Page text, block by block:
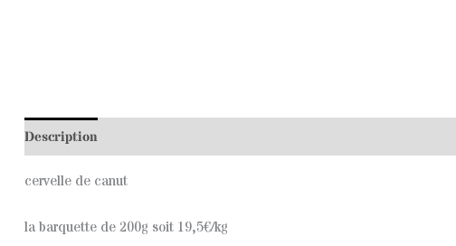
Description
cervelle de canut
la barquette de 200g soit 19,5€/kg